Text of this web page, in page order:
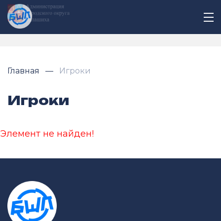
Главная Игроки
Игроки
Элемент не найден!